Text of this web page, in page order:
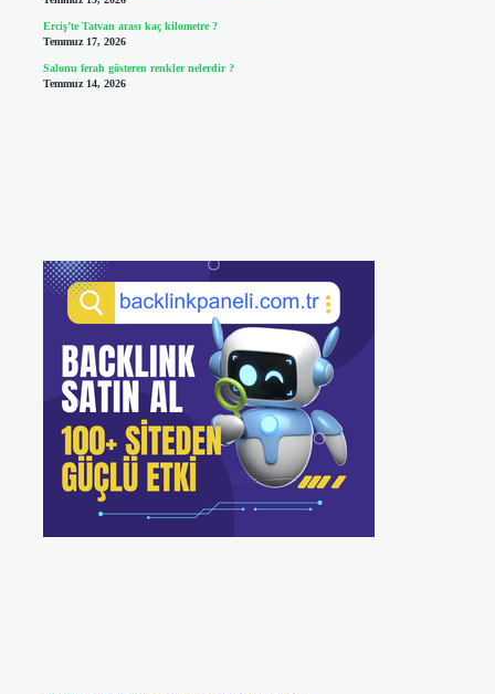
Erciş’te Tatvan arası kaç kilometre ?
Temmuz 17, 2026
Salonu ferah gösteren renkler nelerdir ?
Temmuz 14, 2026